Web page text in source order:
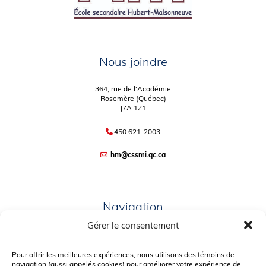
Gérer le consentement
Pour offrir les meilleures expériences, nous utilisons des témoins de
navigation (aussi appelés cookies) pour améliorer votre expérience de
Nous joindre
364, rue de l'Académie
Rosemère (Québec)
J7A 1Z1
450 621-2003
hm@cssmi.qc.ca
Navigation
PORTAIL PARENTS